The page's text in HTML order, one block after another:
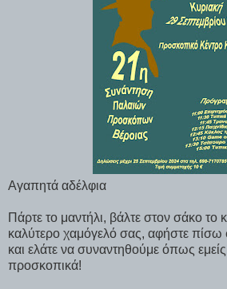
Αγαπητά αδέλφια
Πάρτε το μαντήλι, βάλτε στον σάκο το
καλύτερο χαμόγελό σας, αφήστε πίσω
και ελάτε να συναντηθούμε όπως
προσκοπικά!